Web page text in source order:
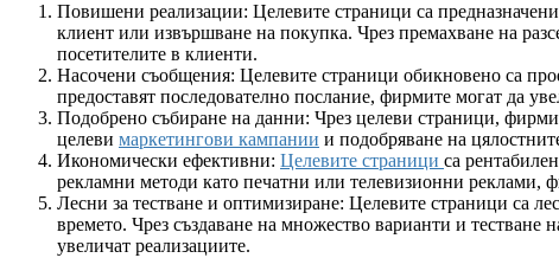
Повишени реализации: Целевите страници са
клиент или извършване на покупка. Чрез премахване на
посетителите в клиенти.
Насочени съобщения: Целевите страници обикновено са
предоставят последователно послание, фирмите могат да
Подобрено събиране на данни: Чрез целеви страници,
целеви маркетингови кампании и подобряване на
Икономически ефективни: Целевите страници са
рекламни методи като печатни или телевизионни реклами,
Лесни за тестване и оптимизиране: Целевите страници са
времето. Чрез създаване на множество варианти и
увеличат реализациите.